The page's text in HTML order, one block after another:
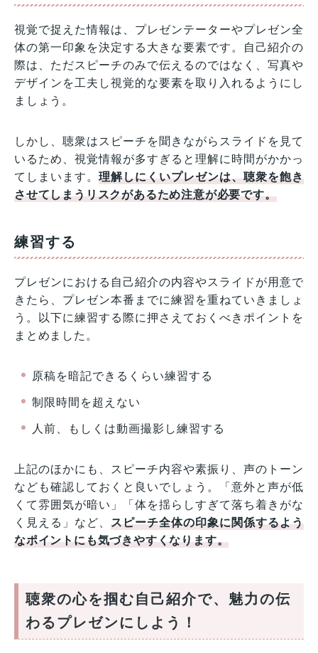
視覚で捉えた情報は、プレゼンテーターやプレゼン全
体の第一印象を決定する大きな要素です。自己紹介の
際は、ただスピーチのみで伝えるのではなく、写真や
デザインを工夫し視覚的な要素を取り入れるようにし
ましょう。
しかし、聴衆はスピーチを聞きながらスライドを見て
いるため、視覚情報が多すぎると理解に時間がかかっ
てしまいます。理解しにくいプレゼンは、聴衆を飽き
させてしまうリスクがあるため注意が必要です。
練習する
プレゼンにおける自己紹介の内容やスライドが用意で
きたら、プレゼン本番までに練習を重ねていきましょ
う。以下に練習する際に押さえておくべきポイントを
まとめました。
原稿を暗記できるくらい練習する
制限時間を超えない
人前、もしくは動画撮影し練習する
上記のほかにも、スピーチ内容や素振り、声のトーン
なども確認しておくと良いでしょう。「意外と声が低
くて雰囲気が暗い」「体を揺らしすぎて落ち着きがな
く見える」など、スピーチ全体の印象に関係するよう
なポイントにも気づきやすくなります。
聴衆の心を掴む自己紹介で、魅力の伝
わるプレゼンにしよう！